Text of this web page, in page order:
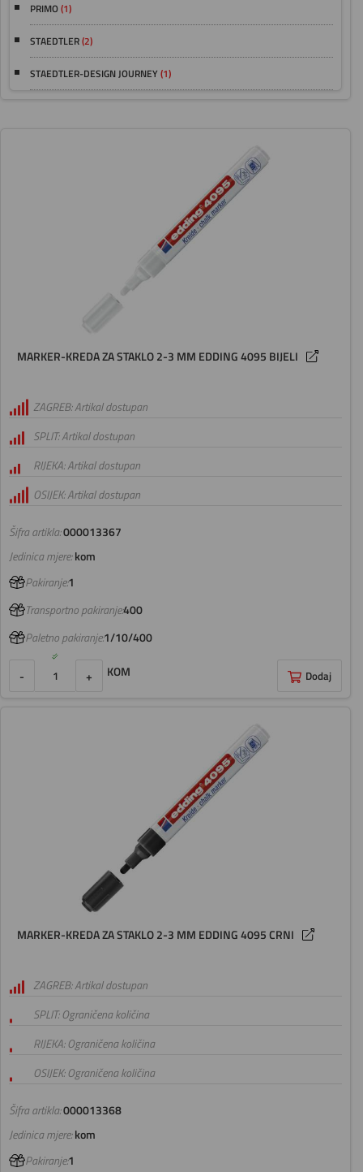
PRIMO(1)
STAEDTLER(2)
STAEDTLER-DESIGN JOURNEY (1)
MARKER-KREDA ZA STAKLO 2-3 MM EDDING 4095 BIJELI
Šifra artikla:000013367
ZAGREB: Artikal dostupan
SPLIT: Artikal dostupan
RIJEKA: Artikal dostupan
OSIJEK: Artikal dostupan
Jedinica mjere:kom
Pakiranje:1
Transportno pakiranje:400
Paletno pakiranje:1/10/400
- + KOM Dodaj
MARKER-KREDA ZA STAKLO 2-3 MM EDDING 4095 CRNI
Šifra artikla:000013368
ZAGREB: Artikal dostupan
SPLIT: Ograničena količina
RIJEKA: Ograničena količina
OSIJEK: Ograničena količina
Jedinica mjere:kom
Pakiranje:1